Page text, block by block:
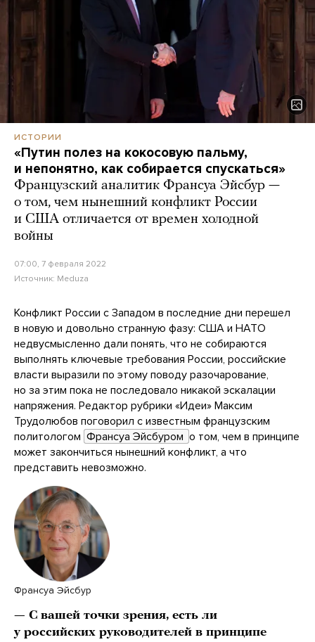
ИСТОРИИ
«Путин полез на кокосовую пальму,
и непонятно, как собирается спускаться»
Французский аналитик Франсуа Эйсбур —
о том, чем нынешний конфликт России
и США отличается от времен холодной
войны
07:00, 7 февраля 2022
Источник: Meduza
Конфликт России с Западом в последние дни перешел
в новую и довольно странную фазу: США и НАТО
недвусмысленно дали понять, что не собираются
выполнять ключевые требования России, российские
власти выразили по этому поводу разочарование,
но за этим пока не последовало никакой эскалации
напряжения. Редактор рубрики «Идеи» Максим
Трудолюбов поговорил с известным французским
политологом Франсуа Эйсбуром о том, чем в принципе
может закончиться нынешний конфликт, а что
представить невозможно.
Франсуа Эйсбур
— С вашей точки зрения, есть ли
у российских руководителей в принципе